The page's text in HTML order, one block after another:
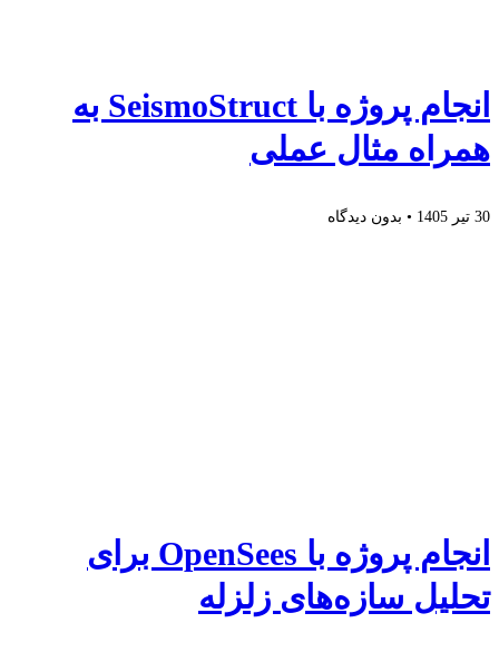
انجام پروژه با SeismoStruct به
همراه مثال عملی
30 تیر 1405 بدون دیدگاه
انجام پروژه با OpenSees برای
تحلیل سازه‌های زلزله